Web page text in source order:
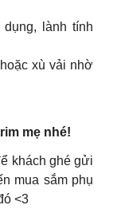
lành tính
xù vải nhờ
mẹ nhé!
khách ghé gửi
mua sắm phụ
<3